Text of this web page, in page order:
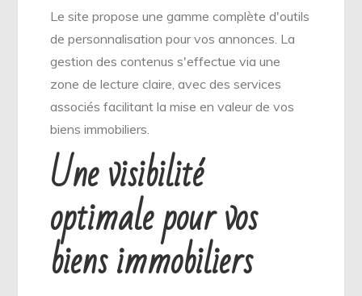
Le site propose une gamme complète d'outils
de personnalisation pour vos annonces. La
gestion des contenus s'effectue via une
zone de lecture claire, avec des services
associés facilitant la mise en valeur de vos
biens immobiliers.
Une visibilité
optimale pour vos
biens immobiliers